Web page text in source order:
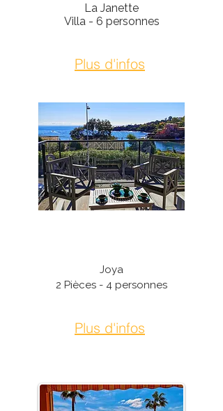
La Janette
Villa - 6 personnes
Plus d'infos
Joya
2 Pièces - 4 personnes
Plus d'infos